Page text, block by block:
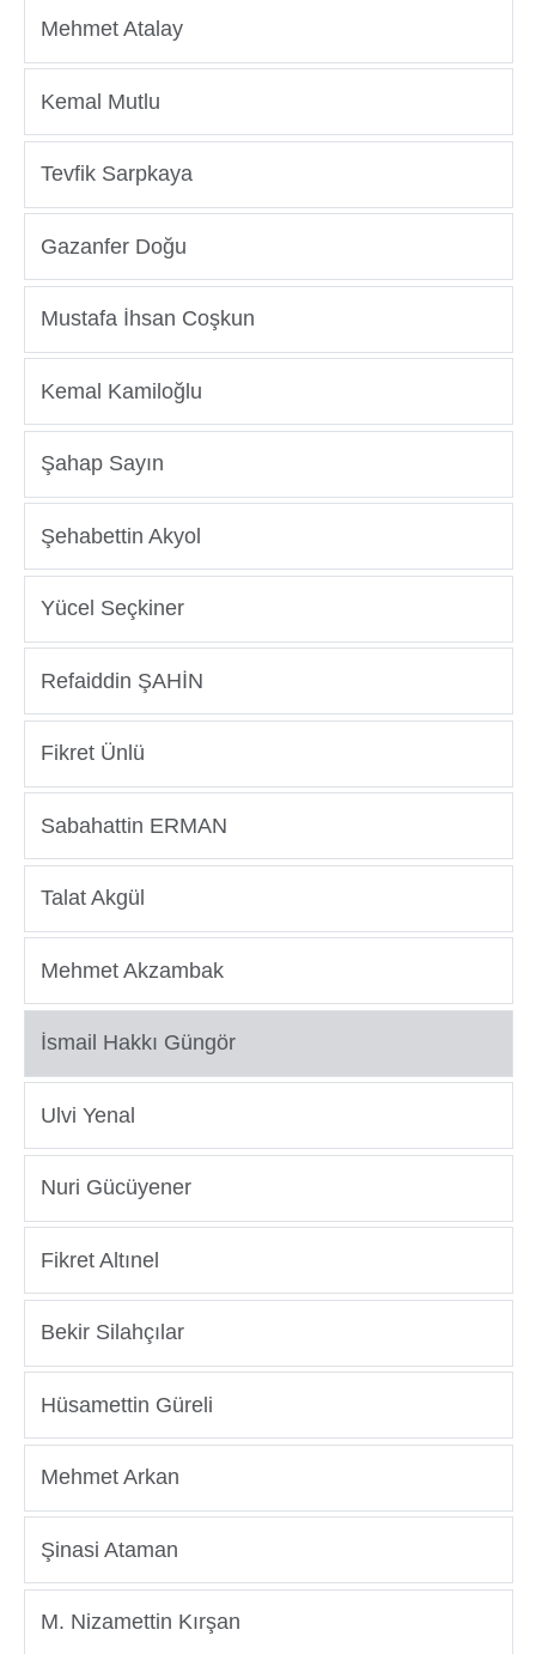
Mehmet Atalay
Kemal Mutlu
Tevfik Sarpkaya
Gazanfer Doğu
Mustafa İhsan Coşkun
Kemal Kamiloğlu
Şahap Sayın
Şehabettin Akyol
Yücel Seçkiner
Refaiddin ŞAHİN
Fikret Ünlü
Sabahattin ERMAN
Talat Akgül
Mehmet Akzambak
İsmail Hakkı Güngör
Ulvi Yenal
Nuri Gücüyener
Fikret Altınel
Bekir Silahçılar
Hüsamettin Güreli
Mehmet Arkan
Şinasi Ataman
M. Nizamettin Kırşan